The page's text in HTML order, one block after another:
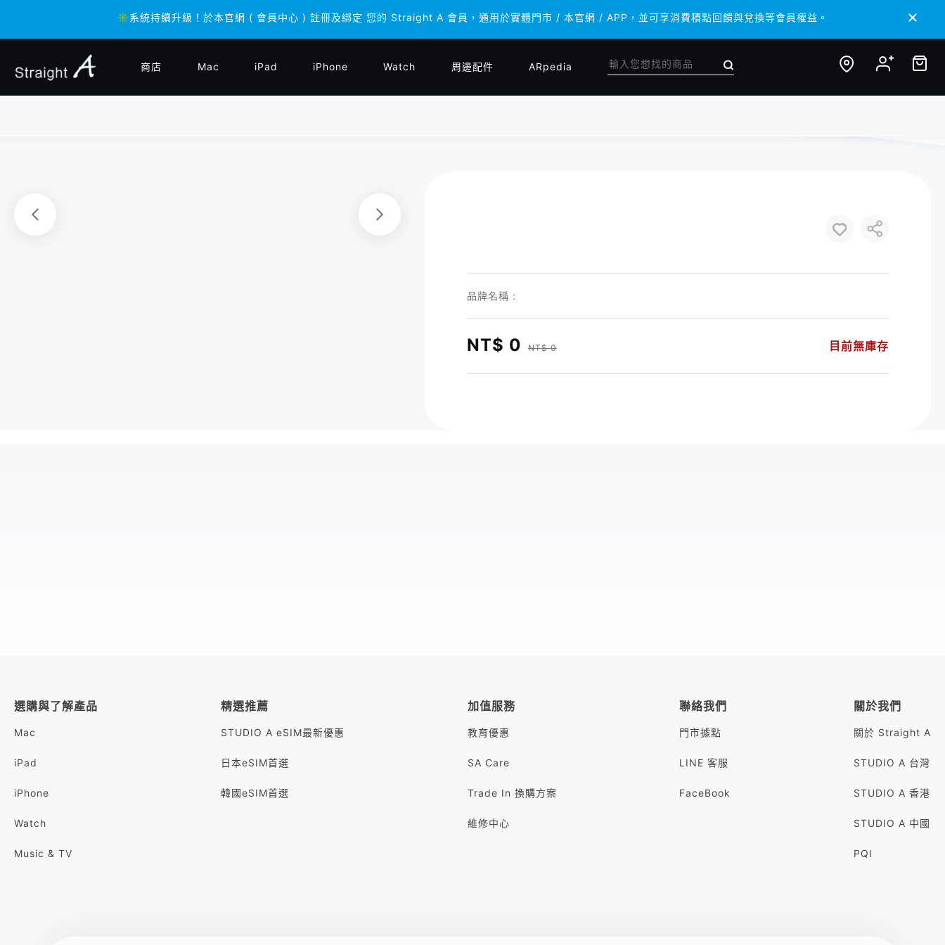
✳️系統持續升級！於本官網 ( 會員中心 ) 註冊及綁定 您的 Straight A 會員，通用於實體門市 / 本官網 / APP，並可享消費積點回饋與兌換等會員權益。
✳️系統持續升級！於本官網 ( 會員中心 ) 註冊及綁定 您的 Straight A 會員，通用於實體門市 / 本官網 / APP，並可享消費積點回饋與兌換等會員權益。
商店 Mac iPad iPhone Watch 周邊配件 ARpedia
品牌名稱 :
NT$ 0 NT$ 0 目前無庫存
選購與了解產品
Mac
iPad
iPhone
Watch
Music & TV
精選推薦
STUDIO A eSIM最新優惠
日本eSIM首選
韓國eSIM首選
加值服務
教育優惠
SA Care
Trade In 換購方案
維修中心
聯絡我們
門市據點
LINE 客服
FaceBook
關於我們
關於 Straight A
STUDIO A 台灣
STUDIO A 香港
STUDIO A 中國
PQI